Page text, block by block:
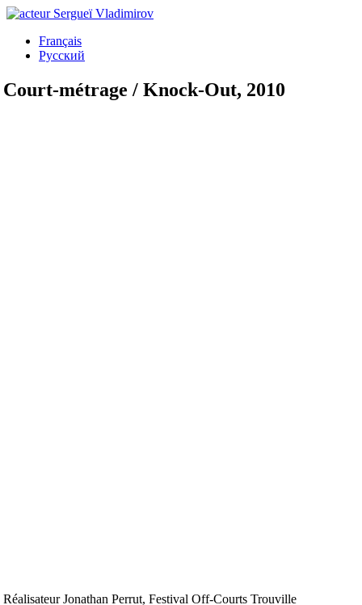
Français
Русский
Court-métrage / Knock-Out, 2010
Réalisateur Jonathan Perrut, Festival Off-Courts Trouville